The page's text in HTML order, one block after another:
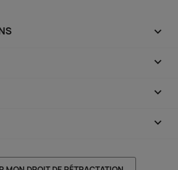



keyboard_arrow_down